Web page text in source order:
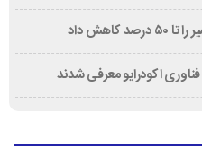
داد
اکودرایو معرفی شدند